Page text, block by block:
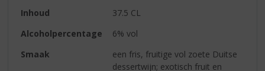
Inhoud
37.5 CL
Alcoholpercentage
6% vol
Smaak
een fris, fruitige vol zoete Duitse
dessertwijn; exotisch fruit en